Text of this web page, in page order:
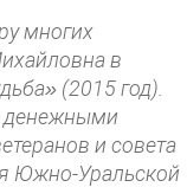
многих
в
(2015 год).
денежными
и совета
Южно-Уральской